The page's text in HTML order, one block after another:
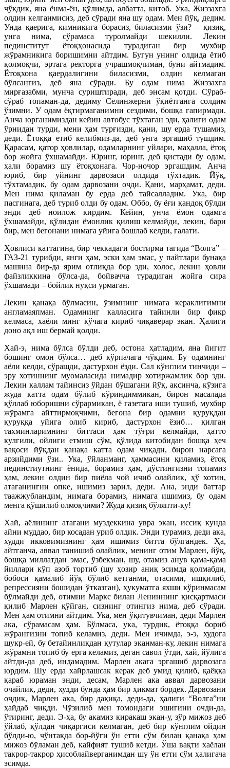
чўкдик, яна ёнма-ён, қўлимда, албатта, китоб. Ука, Жиззахга
олдин келганмисиз, деб сўради яна шу одам. Мен йўқ, дедим.
Унда қаерига, кимникига борасиз, биласизми ўзи? – қизиқ,
унга нима, сўрамаса туролмайди шекилли. Лекин
пединститут ётоқҳонасида турадиган бир мухбир
жўрамникига боришимни айтдим. Бугун унинг олдида ётиб
қолмоқчи, эртага ректорга учрашмоқчиман, буни айтмадим.
Ётоқхона қаердалигини биласизми, олдин келмаган
бўлсангиз, деб яна сўради. Бу одам нима Жиззахга
мирғазабми, мунча суриштиради, деб энсам қотди. Сўраб-
сўраб топаман-да, дедиму Селинжерни ўқиётганга солдим
ўзимни. У одам ёқтирмаганимни сездими, бошқа гапирмади.
Анча юрганимиздан кейин автобус тўхтаган эди, ҳалиги одам
ўрнидан турди, мени ҳам турғизди, қани, шу ерда тушамиз,
деди. Ётоққа етиб келибмиз-да, деб унга эргашиб тушдим.
Қарасам, қатор ҳовлилар, одамларнинг уйлари, маҳалла, ётоқ
бор жойга ўхшамайди. Юринг, юринг, деб қистади бу одам,
ҳали борамиз шу ётоқхонага. Чор-ночор эргашдим. Анча
юриб, бир уйнинг дарвозаси олдида тўхтадик. Йўқ,
тўхтамадик, бу одам дарвозани очди. Қани, марҳамат, деди.
Мен нима қиламан бу ерда деб тайсалладим. Ука, бир
пасгинага, деб туриб олди бу одам. Оббо, бу ёғи қандоқ бўлди
энди деб ноилож кирдим. Кейин, унча ёмон одамга
ўхшамайди, қўлидан ёмонлик қилиш келмайди, лекин, бари
бир, мен бегонани нимага уйига бошлаб келди, ғалати.
Ҳовлиси каттагина, бир чеккадаги бостирма тагида “Волга” –
ГАЗ-21 турибди, янги ҳам, эски ҳам эмас, у пайтлари бунақа
машина бир-да ярим отлиқда бор эди, холос, лекин ҳовли
файзликкина бўлса-да, бойвачча турадиган жойга сира
ўхшамади – бойлик нуқси урмаган.
Лекин қанақа бўлмасин, ўзимнинг нимага кераклигимни
англамаяпман. Одамнинг калласига тайинли бир фикр
келмаса, хаёли минг кўчага кириб чиқаверар экан. Ҳалиги
доно ақл иш бермай қолди.
Хай-э, нима бўлса бўлди деб, остона ҳатладим, яна йигит
бошинг омон бўлса… деб кўрпачага чўкдим. Бу одамнинг
аёли келди, сўрашди, дастурхон ёзди. Сал кўнглим тинчиди –
эру хотиннинг муомаласида нимадир хотиржамлик бор эди.
Лекин каллам тайинсиз ўйдан бўшагани йўқ, аксинча, кўзига
жуда катта одам бўлиб кўриндиммикан, бирон масалада
қўллаб юборишни сўрармикан, ё газетага иши тушиб, мухбир
жўрамга айттирмоқчими, бегона бир одамни қуруқдан
қуруққа уйига олиб кириб, дастурхон ёзиб… қилган
тахминларимнинг биттаси ҳам тўғри келмайди, ҳатто
кулгили, ойлиги етмиш сўм, қўлида китобидан бошқа ҳеч
вақоси йўқдан қанақа катта одам чиқади, бирон нарсага
арзийдими ўзи.. Ука, ўйланманг, ҳаммасини қиламиз, ётоқ
пединстиутнинг ёнида, борамиз ҳам, дўстингизни топамиз
ҳам, лекин олдин бир пиёла чой ичиб олайлик, ҳў хотин,
атаганингни опке, ишимиз зарил, деди. Ана, энди баттар
таажжубландим, нимага борамиз, нимага ишимиз, бу одам
менга қўшилиб олмоқчими? Жуда қизиқ бўляпти-ку!
Хай, аёлининг атагани муздеккина увра экан, иссиқ кунда
айни муддао, бир косадан уриб олдик. Энди турамиз, деди ака,
худди икковимизнинг ҳам ишимиз битта бўлгандек. Ҳа,
айтганча, аввал танишиб олайлик, менинг отим Марлен, йўқ,
бошқа миллатдан эмас, ўзбекман, шу, отамиз анув қама-қама
йиллари кўп азоб тортиб (шу ҳозир аниқ эсимда қолмабди,
бобоси қамалиб йўқ бўлиб кетганми, отасими, ишқилиб,
репрессияни бошидан ўтказган), ҳукуматга яхши кўринмасам
бўлмайди деб, отимни Маркс билан Лениннинг қисқартмаси
қилиб Марлен қўйган, сизнинг отингиз нима, деб сўради.
Мен ҳам отимни айтдим. Ука, мен ўқитувчиман, деди Марлен
ака, сўрамасам ҳам. Бўлмаса, ука, турдик, ётоққа бориб
жўрангизни топиб келамиз, деди. Мен ичимда, э-э, худога
шукр-ей, бу бетайинликдан қутулар эканман-ку, лекин нимага
жўрамни топиб бу ерга келамиз, деган савол ўтди, хай, йўлига
айтди-да деб, индамадим. Марлен акага эргашиб дарвозага
юрдим. Шу ерда хайрлашсак керак деб умид қилиб, қаёққа
қараб юраман энди, десам, Марлен ака аввал дарвозани
очайлик, деди, худди бунда ҳам бир ҳикмат бордек. Дарвозани
очдик, Марлен ака, бир дақиқа, деди-да, ҳалиги “Волга”ни
ҳайдаб чиқди. Чўзилиб мен томондаги эшигини очди-да,
ўтиринг, деди. Э-ҳа, бу акамиз киракаш экан-у, зўр мижоз деб
ўйлаб, қўлдан чиқаргиси келмаган, деб бир кўнглим ойдин
бўлди-ю, чўнтакда бор-йўғи ўн етти сўм билан қанақа ҳам
мижоз бўламан деб, кайфият тушиб кетди. Ўша вақти хаёлан
такрор-такрор ҳисоблайверганимдан шу ўн етти сўм ҳалигача
эсимда.